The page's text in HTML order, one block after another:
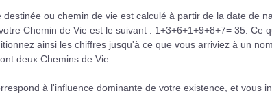
destinée ou chemin de vie est calculé à partir de la date de
Chemin de Vie est le suivant : 1+3+6+1+9+8+7= 35. Ce
ainsi les chiffres jusqu'à ce que vous arriviez à un
deux Chemins de Vie.
à l'influence dominante de votre existence, et vous